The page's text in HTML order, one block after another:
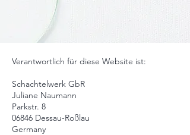
Verantwortlich für diese Website ist:
Schachtelwerk GbR
Juliane Naumann
Parkstr. 8
06846 Dessau-Roßlau
Germany